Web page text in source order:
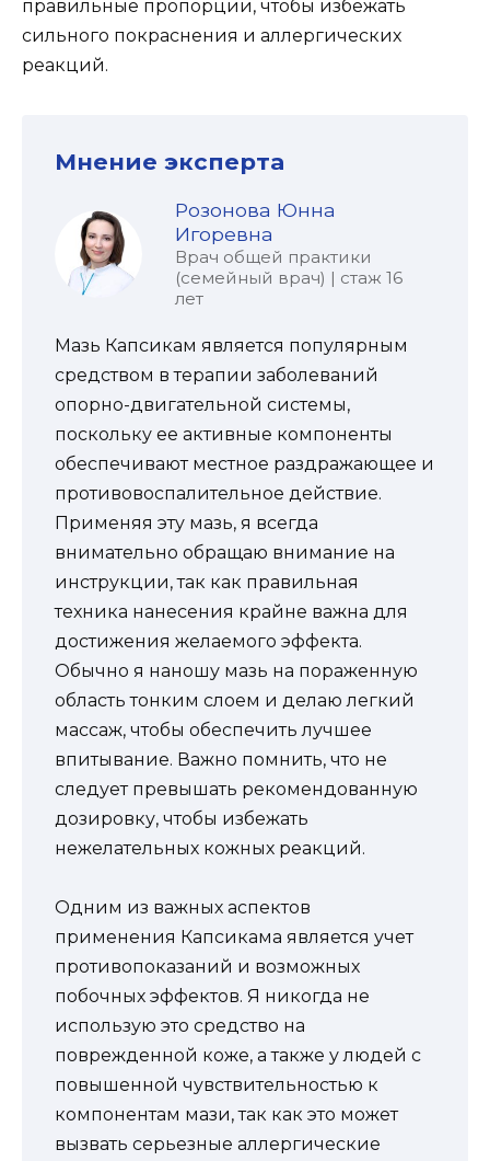
правильные пропорции, чтобы избежать
сильного покраснения и аллергических
реакций.
Мнение эксперта
Розонова Юнна
Игоревна
Врач общей практики
(семейный врач) | стаж 16
лет
Мазь Капсикам является популярным
средством в терапии заболеваний
опорно-двигательной системы,
поскольку ее активные компоненты
обеспечивают местное раздражающее и
противовоспалительное действие.
Применяя эту мазь, я всегда
внимательно обращаю внимание на
инструкции, так как правильная
техника нанесения крайне важна для
достижения желаемого эффекта.
Обычно я наношу мазь на пораженную
область тонким слоем и делаю легкий
массаж, чтобы обеспечить лучшее
впитывание. Важно помнить, что не
следует превышать рекомендованную
дозировку, чтобы избежать
нежелательных кожных реакций.
Одним из важных аспектов
применения Капсикама является учет
противопоказаний и возможных
побочных эффектов. Я никогда не
использую это средство на
поврежденной коже, а также у людей с
повышенной чувствительностью к
компонентам мази, так как это может
вызвать серьезные аллергические